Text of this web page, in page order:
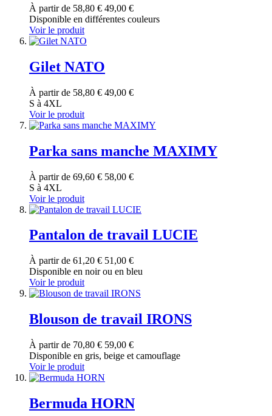
À partir de 58,80 € 49,00 €
Disponible en différentes couleurs
Voir le produit
Gilet NATO
À partir de 58,80 € 49,00 €
S à 4XL
Voir le produit
Parka sans manche MAXIMY
À partir de 69,60 € 58,00 €
S à 4XL
Voir le produit
Pantalon de travail LUCIE
À partir de 61,20 € 51,00 €
Disponible en noir ou en bleu
Voir le produit
Blouson de travail IRONS
À partir de 70,80 € 59,00 €
Disponible en gris, beige et camouflage
Voir le produit
Bermuda HORN